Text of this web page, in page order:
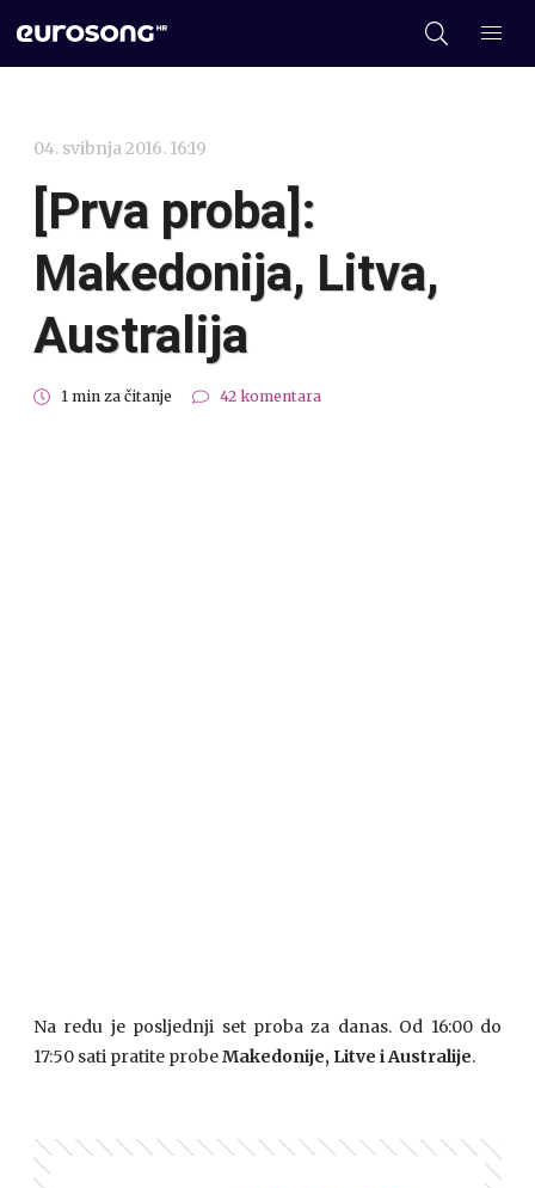
04. svibnja 2016. 16:19
[Prva proba]:
Makedonija, Litva,
Australija
1 min za čitanje 42 komentara
Na redu je posljednji set proba za danas. Od 16:00 do
17:50 sati pratite probeMakedonije, Litve i Australije.